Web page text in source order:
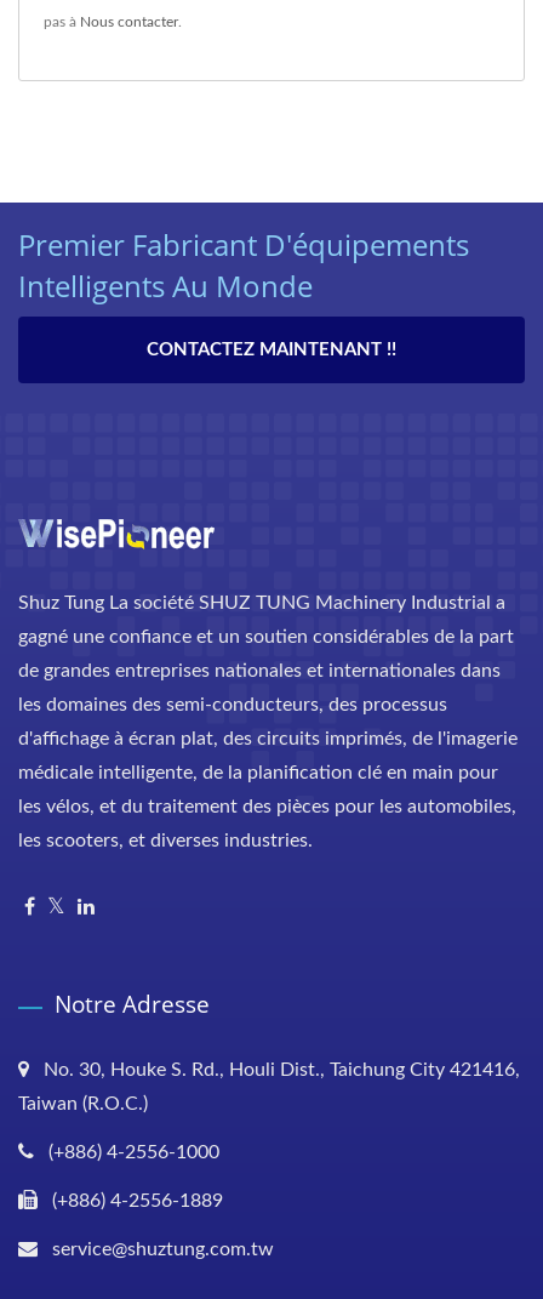
pas à Nous contacter.
Premier Fabricant D'équipements
Intelligents Au Monde
CONTACTEZ MAINTENANT !!
Shuz Tung La société SHUZ TUNG Machinery Industrial a
gagné une confiance et un soutien considérables de la part
de grandes entreprises nationales et internationales dans
les domaines des semi-conducteurs, des processus
d'affichage à écran plat, des circuits imprimés, de l'imagerie
médicale intelligente, de la planification clé en main pour
les vélos, et du traitement des pièces pour les automobiles,
les scooters, et diverses industries.
Notre Adresse
No. 30, Houke S. Rd., Houli Dist., Taichung City 421416,
Taiwan (R.O.C.)
(+886) 4-2556-1000
(+886) 4-2556-1889
service@shuztung.com.tw